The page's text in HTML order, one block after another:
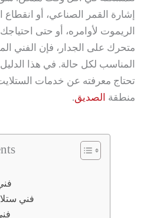
إشارة القمر الصناعي، أو
الريموت لأوامره، أو حتى
متحرك على الجدار، فإن الفني
المناسب لكل حالة. في هذا
تحتاج معرفته عن خدمات
منطقة الصديق.
فني